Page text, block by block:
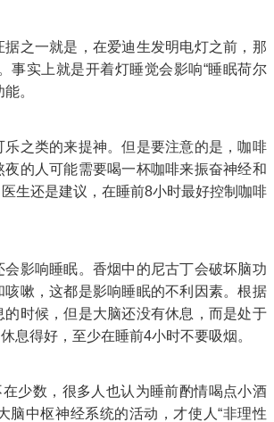
之一就是，在爱迪生发明电灯之前，那
事实上就是开着灯睡觉会影响“睡眠荷尔
。
之类的来提神。但是要注意的是，咖啡
的人可能需要喝一杯咖啡来振奋神经和
生还是建议，在睡前8小时最好控制咖啡
影响睡眠。香烟中的尼古丁会破坏脑功
嗽，这都是影响睡眠的不利因素。根据
时候，但是大脑还没有休息，而是处于
息得好，至少在睡前4小时不要吸烟。
少数，很多人也认为睡前酌情喝点小酒
脑中枢神经系统的活动，才使人“非理性